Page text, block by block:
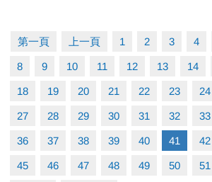
日期｜5/17(六)19：00
購票三大好康一次拿
周邊商品9折 — 購票同時加購官方
念好物！
百家特約優惠 — 憑票證享，家大巨
東京來回機票抽獎 — 購票即獲抽獎
第一頁 上一頁 1 2 3 4
8 9 10 11 12 13 14
18 19 20 21 22 23 24
27 28 29 30 31 32 33
36 37 38 39 40 41 42
45 46 47 48 49 50 51